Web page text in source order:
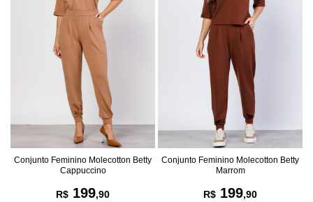
Conjunto Feminino Molecotton Betty
Cappuccino
R$ 199,90
Conjunto Feminino Molecotton Betty
Marrom
R$ 199,90